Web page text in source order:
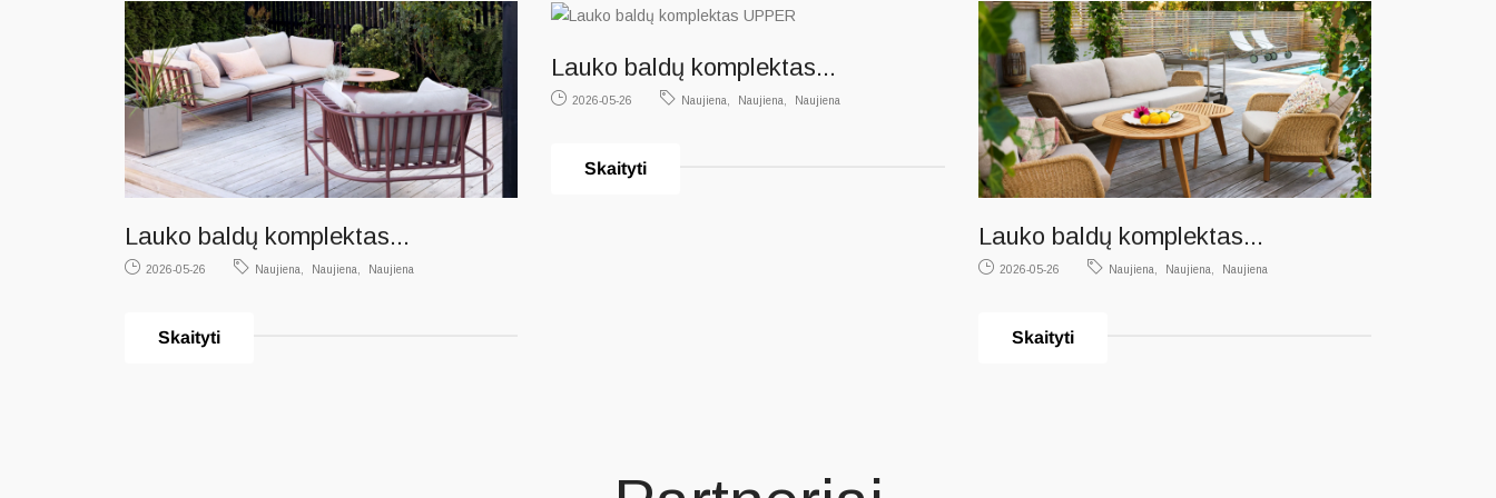
Lauko baldų komplektas...
2026-05-26 Naujiena Naujiena Naujiena
Skaityti
Lauko baldų komplektas...
2026-05-26 Naujiena Naujiena Naujiena
Skaityti
Lauko baldų komplektas...
2026-05-26 Naujiena Naujiena Naujiena
Skaityti